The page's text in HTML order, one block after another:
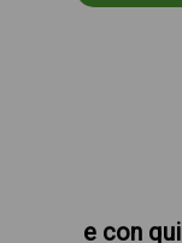
e con